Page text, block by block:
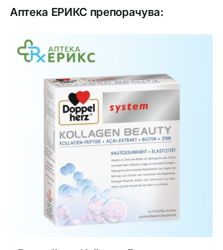
Аптека ЕРИКС препорачува: